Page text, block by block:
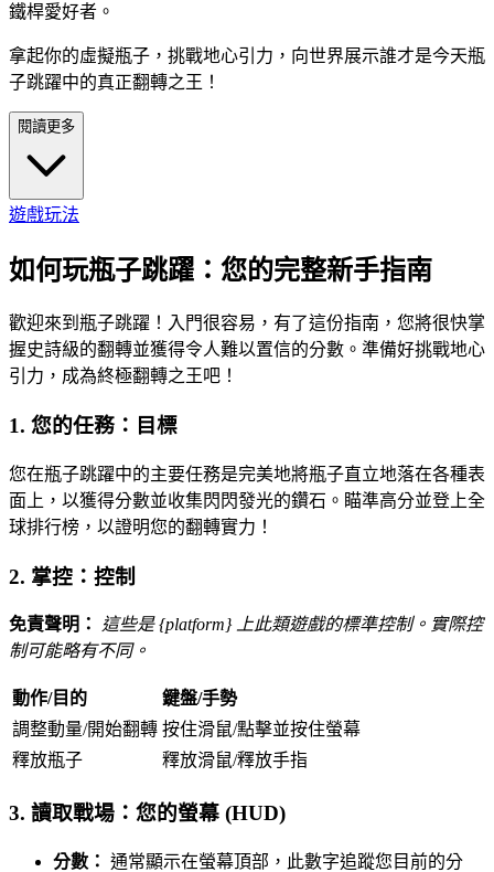
鐵桿愛好者。
拿起你的虛擬瓶子，挑戰地心引力，向世界展示誰才是今天瓶
子跳躍中的真正翻轉之王！
閱讀更多
遊戲玩法
如何玩瓶子跳躍：您的完整新手指南
歡迎來到瓶子跳躍！入門很容易，有了這份指南，您將很快掌
握史詩級的翻轉並獲得令人難以置信的分數。準備好挑戰地心
引力，成為終極翻轉之王吧！
1. 您的任務：目標
您在瓶子跳躍中的主要任務是完美地將瓶子直立地落在各種表
面上，以獲得分數並收集閃閃發光的鑽石。瞄準高分並登上全
球排行榜，以證明您的翻轉實力！
2. 掌控：控制
免責聲明：
這些是 {platform} 上此類遊戲的標準控制。實際控
制可能略有不同。
動作/目的
鍵盤/手勢
調整動量/開始翻轉 按住滑鼠/點擊並按住螢幕
釋放瓶子
釋放滑鼠/釋放手指
3. 讀取戰場：您的螢幕 (HUD)
分數： 通常顯示在螢幕頂部，此數字追蹤您目前的分